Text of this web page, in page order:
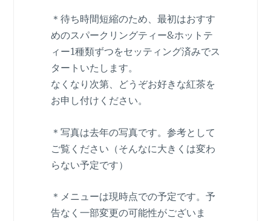
＊待ち時間短縮のため、最初はおすす
めのスパークリングティー&ホットテ
ィー1種類ずつをセッティング済みでス
タートいたします。
なくなり次第、どうぞお好きな紅茶を
お申し付けください。
＊写真は去年の写真です。参考として
ご覧ください（そんなに大きくは変わ
らない予定です）
＊メニューは現時点での予定です。予
告なく一部変更の可能性がございま